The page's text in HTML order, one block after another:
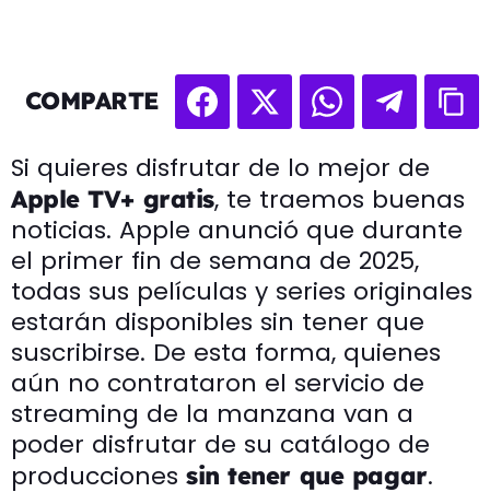
COMPARTE
Si quieres disfrutar de lo mejor de
Apple TV+ gratis, te traemos buenas
noticias. Apple anunció que durante
el primer fin de semana de 2025,
todas sus películas y series originales
estarán disponibles sin tener que
suscribirse. De esta forma, quienes
aún no contrataron el servicio de
streaming de la manzana van a
poder disfrutar de su catálogo de
producciones sin tener que pagar.